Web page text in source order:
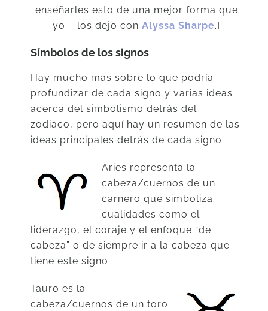
enseñarles esto de una mejor forma que
yo – los dejo conAlyssa Sharpe.]
Símbolos de los signos
Hay mucho más sobre lo que podría
profundizar de cada signo y varias ideas
acerca del simbolismo detrás del
zodiaco, pero aquí hay un resumen de las
ideas principales detrás de cada signo:
Aries representa la
cabeza/cuernos de un
carnero que simboliza
cualidades como el
liderazgo, el coraje y el enfoque “de
cabeza” o de siempre ir a la cabeza que
tiene este signo.
Tauro es la
cabeza/cuernos de un toro